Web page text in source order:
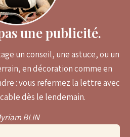
une publicité.
un conseil, une astuce, ou un
en décoration comme en
: vous refermez la lettre avec
dès le lendemain.
BLIN